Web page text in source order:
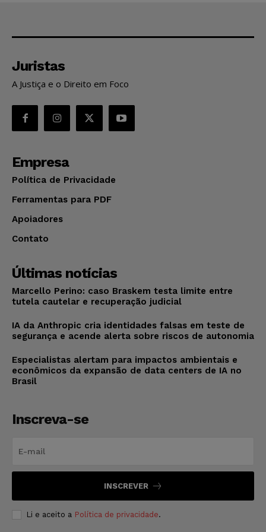
Juristas
A Justiça e o Direito em Foco
Empresa
Política de Privacidade
Ferramentas para PDF
Apoiadores
Contato
Últimas notícias
Marcello Perino: caso Braskem testa limite entre
tutela cautelar e recuperação judicial
IA da Anthropic cria identidades falsas em teste de
segurança e acende alerta sobre riscos de autonomia
Especialistas alertam para impactos ambientais e
econômicos da expansão de data centers de IA no
Brasil
Inscreva-se
INSCREVER
Li e aceito a Política de privacidade.